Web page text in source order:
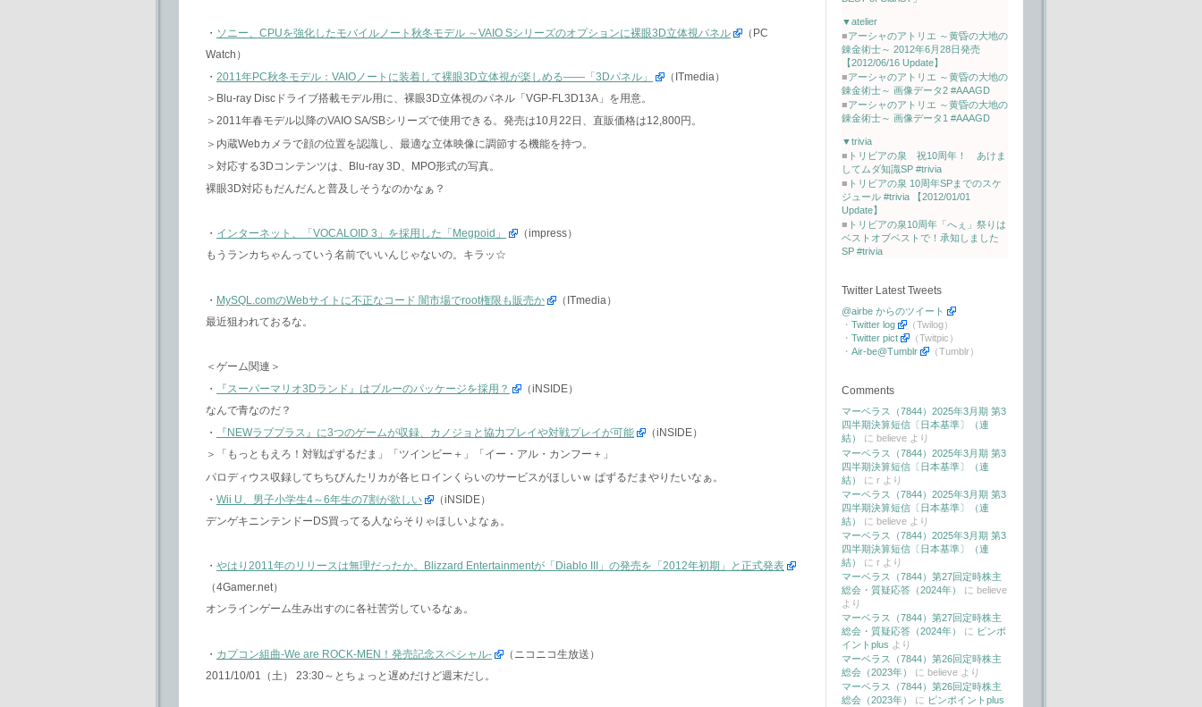
・ ソニー、CPUを強化したモバイルノート秋冬モデル ～VAIO Sシリーズのオプションに裸眼3D立体視パネル
（PC
Watch）
・ 2011年PC秋冬モデル：VAIOノートに装着して裸眼3D立体視が楽しめる――「3Dパネル」
（ITmedia）
＞Blu-ray Discドライブ搭載モデル用に、裸眼3D立体視のパネル「VGP-FL3D13A」を用意。
＞2011年春モデル以降のVAIO SA/SBシリーズで使用できる。発売は10月22日、直販価格は12,800円。
＞内蔵Webカメラで顔の位置を認識し、最適な立体映像に調節する機能を持つ。
＞対応する3Dコンテンツは、Blu-ray 3D、MPO形式の写真。
裸眼3D対応もだんだんと普及しそうなのかなぁ？
・ インターネット、「VOCALOID 3」を採用した「Megpoid」
（impress）
もうランカちゃんっていう名前でいいんじゃないの。キラッ☆
・ MySQL.comのWebサイトに不正なコード 闇市場でroot権限も販売か
（ITmedia）
最近狙われておるな。
＜ゲーム関連＞
・
『スーパーマリオ3Dランド』はブルーのパッケージを採用？
（iNSIDE）
なんで青なのだ？
・
『NEWラブプラス』に3つのゲームが収録、カノジョと協力プレイや対戦プレイが可能
（iNSIDE）
＞「もっともえろ！対戦ぱずるだま」「ツインビー＋」「イー・アル・カンフー＋」
パロディウス収録してちちびんたリカが各ヒロインくらいのサービスがほしいｗ ぱずるだまやりたいなぁ。
・ Wii U、男子小学生4～6年生の7割が欲しい
（iNSIDE）
デンゲキニンテンドーDS買ってる人ならそりゃほしいよなぁ。
・ やはり2011年のリリースは無理だったか。Blizzard Entertainmentが「Diablo III」の発売を「2012年初期」と正式発表
（4Gamer.net）
オンラインゲーム生み出すのに各社苦労しているなぁ。
・ カプコン組曲-We are ROCK-MEN！発売記念スペシャル-
（ニコニコ生放送）
2011/10/01（土） 23:30～とちょっと遅めだけど週末だし。
▼atelier
■アーシャのアトリエ ～黄昏の大地の
錬金術士～ 2012年6月28日発売
【2012/06/16 Update】
■アーシャのアトリエ ～黄昏の大地の
錬金術士～ 画像データ2 #AAAGD
■アーシャのアトリエ ～黄昏の大地の
錬金術士～ 画像データ1 #AAAGD
▼trivia
■ トリビアの泉 祝10周年！ あけま
してムダ知識SP #trivia
■ トリビアの泉 10周年SPまでのスケ
ジュール #trivia 【2012/01/01
Update】
■ トリビアの泉10周年「へぇ」祭りは
ベストオブベストで！承知しました
SP #trivia
Twitter Latest Tweets
@airbe からのツイート
・ Twitter log
（Twilog）
・ Twitter pict
（Twitpic）
・ Air-be@Tumblr （Tumblr）
Comments
マーベラス（7844）2025年3月期 第3
四半期決算短信〔日本基準〕（連
結）
に believe より
マーベラス（7844）2025年3月期 第3
四半期決算短信〔日本基準〕（連
結）
に r より
マーベラス（7844）2025年3月期 第3
四半期決算短信〔日本基準〕（連
結）
に believe より
マーベラス（7844）2025年3月期 第3
四半期決算短信〔日本基準〕（連
結）
に r より
マーベラス（7844）第27回定時株主
総会・質疑応答（2024年）
に believe
より
マーベラス（7844）第27回定時株主
総会・質疑応答（2024年）
に ピンポ
イントplus より
マーベラス（7844）第26回定時株主
総会（2023年）
に believe より
マーベラス（7844）第26回定時株主
総会（2023年）
に ピンポイントplus